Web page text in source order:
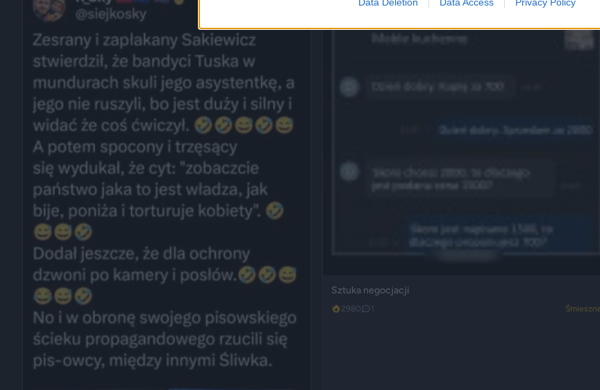
Sztuka negocjacji
2980 1